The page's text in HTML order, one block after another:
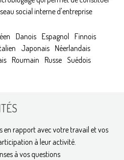
social interne d'entreprise
Danois Espagnol Finnois
Japonais Néerlandais
Roumain Russe Suédois
en rapport avec votre travail et vos
à leur activité.
à vos questions